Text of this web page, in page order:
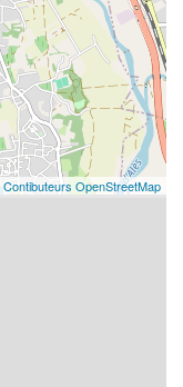
Contibuteurs OpenStreetMap